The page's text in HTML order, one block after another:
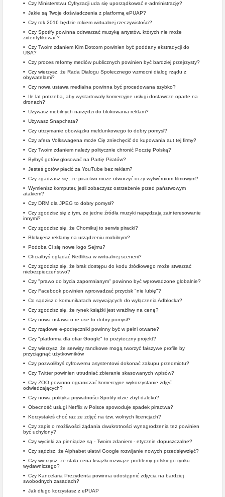
• Czy Ministerstwu Cyfryzacji uda się uporządkować e-administrację?
• Jakie są Twoje doświadczenia z platformą ePUAP?
• Czy rok 2016 będzie rokiem wirtualnej rzeczywistości?
• Czy Spotify powinna odtwarzać muzykę artystów, których nie może
zidentyfikować?
• Czy Twoim zdaniem Kim Dotcom powinien być poddany ekstradycji do
USA?
• Czy proces reformy mediów publicznych powinien być bardziej przejrzysty?
• Czy wierzysz, że Rada Dialogu Społecznego wzmocni dialog rządu z
obywatelami?
• Czy nowa ustawa medialna powinna być procedowana szybko?
• Ile lat potrzeba, aby wystartowały komercyjne usługi dostawcze oparte na
dronach?
• Używasz mobilnych narzędzi do blokowania reklam?
• Używasz Snapchata?
• Czy utrzymanie obowiązku meldunkowego to dobry pomysł?
• Czy afera Volkswagena może Cię zniechęcić do kupowania aut tej firmy?
• Czy Twoim zdaniem należy politycznie chronić Pocztę Polską?
• Byłbyś gotów głosować na Partię Piratów?
• Jesteś gotów płacić za YouTube bez reklam?
• Czy zgadzasz się, że piractwo może otworzyć oczy wytwórniom filmowym?
• Wymienisz komputer, jeśli zobaczysz ostrzeżenie przed państwowym
atakiem?
• Czy DRM dla JPEG to dobry pomysł?
• Czy zgodzisz się z tym, że jedne źródła muzyki napędzają zainteresowanie
innymi?
• Czy zgodzisz się, że Chomikuj to serwis piracki?
• Blokujesz reklamy na urządzeniu mobilnym?
• Podoba Ci się nowe logo Sejmu?
• Chciałbyś oglądać Netfliksa w wirtualnej scenerii?
• Czy zgodzisz się, że brak dostępu do kodu źródłowego może stwarzać
niebezpieczeństwo?
• Czy "prawo do bycia zapomnianym" powinno być wprowadzone globalnie?
• Czy Facebook powinien wprowadzać przycisk "nie lubię"?
• Co sądzisz o komunikatach wzywających do wyłączenia Adblocka?
• Czy zgodzisz się, że rynek książki jest wrażliwy na cenę?
• Czy nowa ustawa o re-use to dobry pomysł?
• Czy rządowe e-podręczniki powinny być w pełni otwarte?
• Czy "platforma dla ofiar Google" to pożyteczny projekt?
• Czy wierzysz, że serwisy randkowe mogą tworzyć fałszywe profile by
przyciągnąć użytkowników
• Czy pozwoliłbyś cyfrowemu asystentowi dokonać zakupu przedmiotu?
• Czy Twitter powinien utrudniać zbieranie skasowanych wpisów?
• Czy ZOO powinno ograniczać komercyjne wykorzystanie zdjęć
odwiedzających?
• Czy nowa polityka prywatności Spotify idzie zbyt daleko?
• Obecność usługi Netflix w Polsce spowoduje spadek piractwa?
• Korzystałeś choć raz ze zdjęć na tzw. wolnych licencjach?
• Czy zapis o możliwości żądania dwukrotności wynagrodzenia też powinien
być uchylony?
• Czy wycieki za pieniądze są - Twoim zdaniem - etycznie dopuszczalne?
• Czy sądzisz, że Alphabet ułatwi Google rozwijanie nowych przedsięwzięć?
• Czy wierzysz, że stała cena książki rozwiąże problemy polskiego rynku
wydawniczego?
• Czy Kancelaria Prezydenta powinna udostępnić zdjęcia na bardziej
swobodnych zasadach?
• Jak długo korzystasz z ePUAP